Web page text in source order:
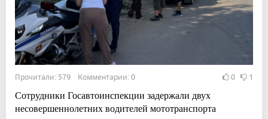
Прочитали: 579 Комментарии: 0 0 1
Сотрудники Госавтоинспекции задержали двух
несовершеннолетних водителей мототранспорта